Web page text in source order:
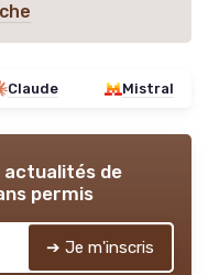
Claude Mistral
actualités de
permis
➔ Je m'inscris